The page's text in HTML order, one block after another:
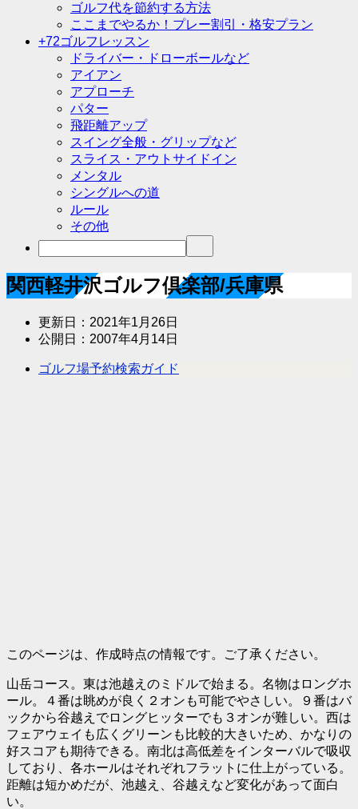
ゴルフ代を節約する方法
ここまでやるか！プレー割引・格安プラン
+72ゴルフレッスン
ドライバー・ドローボールなど
アイアン
アプローチ
パター
飛距離アップ
スイング全般・グリップなど
スライス・アウトサイドイン
メンタル
シングルへの道
ルール
その他
関西軽井沢ゴルフ倶楽部/兵庫県
更新日： 2021年1月26日
公開日： 2007年4月14日
ゴルフ場予約検索ガイド
このページは、作成時点の情報です。ご了承ください。
山岳コース。東は池越えのミドルで始まる。名物はロングホ
ール。４番は眺めが良く２オンも可能でやさしい。９番はバ
ックから谷越えでロングヒッターでも３オンが難しい。西は
フェアウェイも広くグリーンも比較的大きいため、かなりの
好スコアも期待できる。南北は高低差をインターバルで吸収
しており、各ホールはそれぞれフラットに仕上がっている。
距離は短かめだが、池越え、谷越えなど変化があって面白
い。